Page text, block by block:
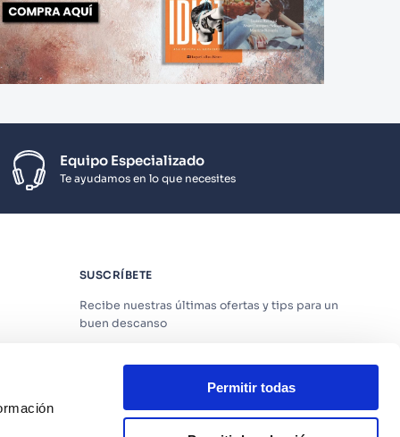
Permitir todas
Equipo Especializado
Te ayudamos en lo que necesites
SUSCRÍBETE
Recibe nuestras últimas ofertas y tips para un
buen descanso
Acepto losTérminos y CondicionesyPolítica